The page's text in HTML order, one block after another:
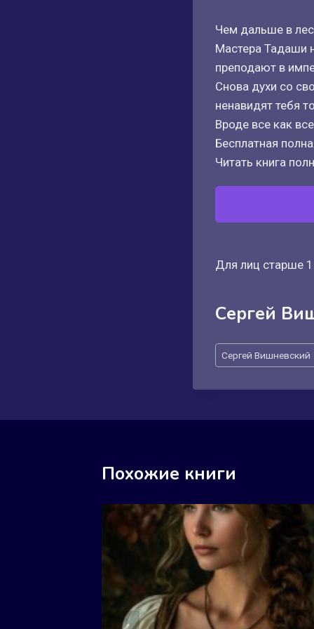
Чем дальше в
Мастера Тадаши
преподают в
Снова духи со
ненавидят тебя
Вроде все как
Бесплатная
Читать книга
Для лиц старше
Сергей
Метки
записи:
Сергей Вишневский
Похожие книги